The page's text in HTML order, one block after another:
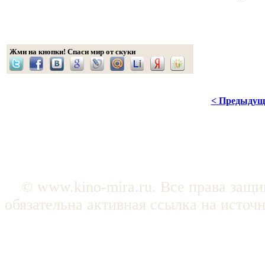
Жми на кнопки! Спаси мир от скуки
<
© www.kino-mira.ru. Все права
обязательна активная ссылка на